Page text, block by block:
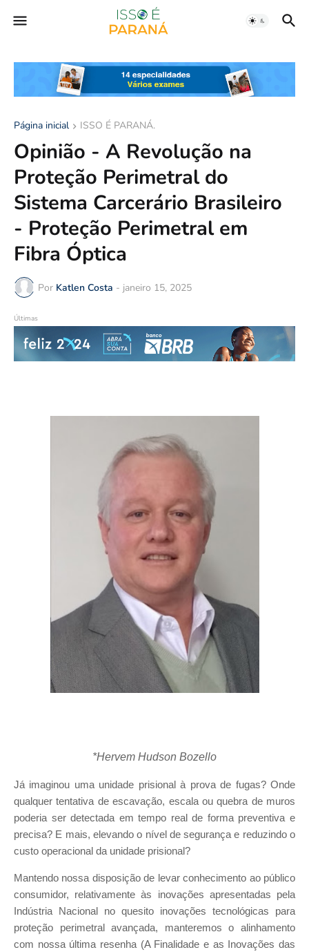
Página inicial ISSO É PARANÁ.
Opinião - A Revolução na
Proteção Perimetral do
Sistema Carcerário Brasileiro
- Proteção Perimetral em
Fibra Óptica
Por Katlen Costa - janeiro 15, 2025
Últimas
*Hervem Hudson Bozello
Já imaginou uma unidade prisional à prova de fugas? Onde
qualquer tentativa de escavação, escala ou quebra de muros
poderia ser detectada em tempo real de forma preventiva e
precisa? E mais, elevando o nível de segurança e reduzindo o
custo operacional da unidade prisional?
Mantendo nossa disposição de levar conhecimento ao público
consumidor, relativamente às inovações apresentadas pela
Indústria Nacional no quesito inovações tecnológicas para
proteção perimetral avançada, manteremos o alinhamento
com nossa última resenha (A Finalidade e as Inovações das